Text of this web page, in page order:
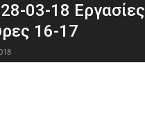
03-18 Εργασίες
16-17